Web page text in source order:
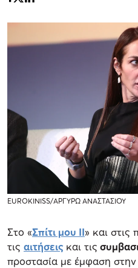
EUROKINISS/ΑΡΓΥΡΩ ΑΝΑΣΤΑΣΙΟΥ
Στο «Σπίτι μου ΙΙ» και στις
τις αιτήσεις και τις
προστασία με έμφαση